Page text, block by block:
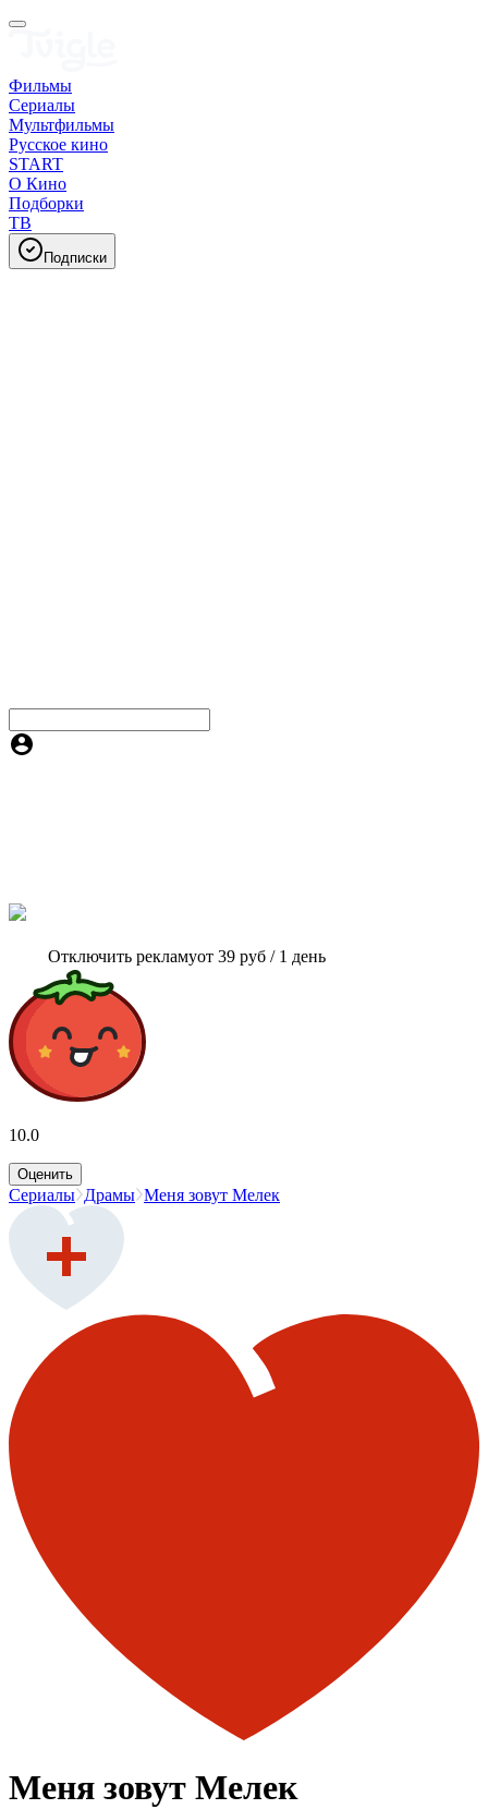
Фильмы
Сериалы
Мультфильмы
Русское кино
START
О Кино
Подборки
ТВ
Подписки
Отключить рекламуот 39 руб / 1 день
10.0
Оценить
Сериалы Драмы Меня зовут Мелек
Меня зовут Мелек